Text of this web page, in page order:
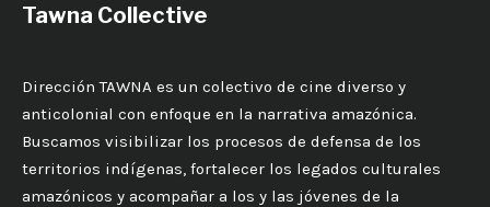
Tawna Collective
Dirección TAWNA es un colectivo de cine diverso y
anticolonial con enfoque en la narrativa amazónica.
Buscamos visibilizar los procesos de defensa de los
territorios indígenas, fortalecer los legados culturales
amazónicos y acompañar a los y las jóvenes de la